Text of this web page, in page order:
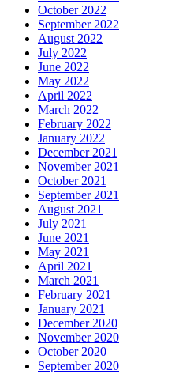
October 2022
September 2022
August 2022
July 2022
June 2022
May 2022
April 2022
March 2022
February 2022
January 2022
December 2021
November 2021
October 2021
September 2021
August 2021
July 2021
June 2021
May 2021
April 2021
March 2021
February 2021
January 2021
December 2020
November 2020
October 2020
September 2020